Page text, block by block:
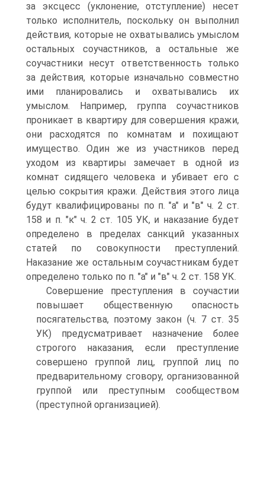
за эксцесс (уклонение, отступление) несет
только исполнитель, поскольку он выполнил
действия, которые не охватывались умыслом
остальных соучастников, а остальные же
соучастники несут ответственность только
за действия, которые изначально совместно
ими планировались и охватывались их
умыслом. Например, группа соучастников
проникает в квартиру для совершения кражи,
они расходятся по комнатам и похищают
имущество. Один же из участников перед
уходом из квартиры замечает в одной из
комнат сидящего человека и убивает его с
целью сокрытия кражи. Действия этого лица
будут квалифицированы по п. "а" и "в" ч. 2 ст.
158 и п. "к" ч. 2 ст. 105 УК, и наказание будет
определено в пределах санкций указанных
статей по совокупности преступлений.
Наказание же остальным соучастникам будет
определено только по п. "а" и "в" ч. 2 ст. 158 УК.
Совершение преступления в соучастии
повышает общественную опасность
посягательства, поэтому закон (ч. 7 ст. 35
УК) предусматривает назначение более
строгого наказания, если преступление
совершено группой лиц, группой лиц по
предварительному сговору, организованной
группой или преступным сообществом
(преступной организацией).